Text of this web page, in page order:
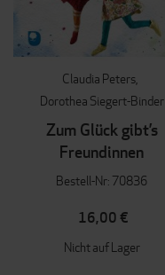
Claudia Peters
Dorothea Siegert-Binder
Zum Glück gibt’s
Freundinnen
Bestell-Nr: 70836
16,00 €
Nicht auf Lager